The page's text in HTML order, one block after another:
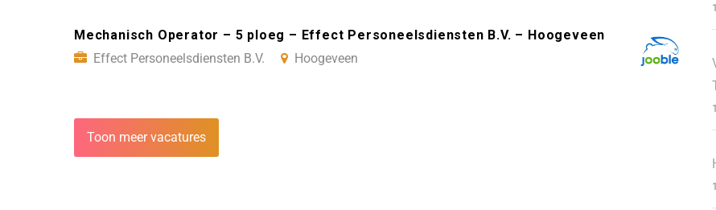
Mechanisch Operator – 5 ploeg – Effect Personeelsdiensten B.V. – Hoogeveen
Effect Personeelsdiensten B.V.
Hoogeveen
Toon meer vacatures